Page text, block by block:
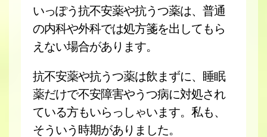
いっぽう抗不安薬や抗うつ薬は、普通
の内科や外科では処方箋を出してもら
えない場合があります。
抗不安薬や抗うつ薬は飲まずに、睡眠
薬だけで不安障害やうつ病に対処され
ている方もいらっしゃいます。私も、
そういう時期がありました。